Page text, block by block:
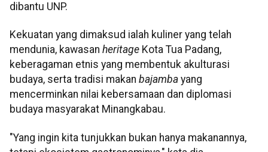
dibantu UNP.
Kekuatan yang dimaksud ialah kuliner yang telah
mendunia, kawasan heritage Kota Tua Padang,
keberagaman etnis yang membentuk akulturasi
budaya, serta tradisi makan bajamba yang
mencerminkan nilai kebersamaan dan diplomasi
budaya masyarakat Minangkabau.
"Yang ingin kita tunjukkan bukan hanya makanannya,